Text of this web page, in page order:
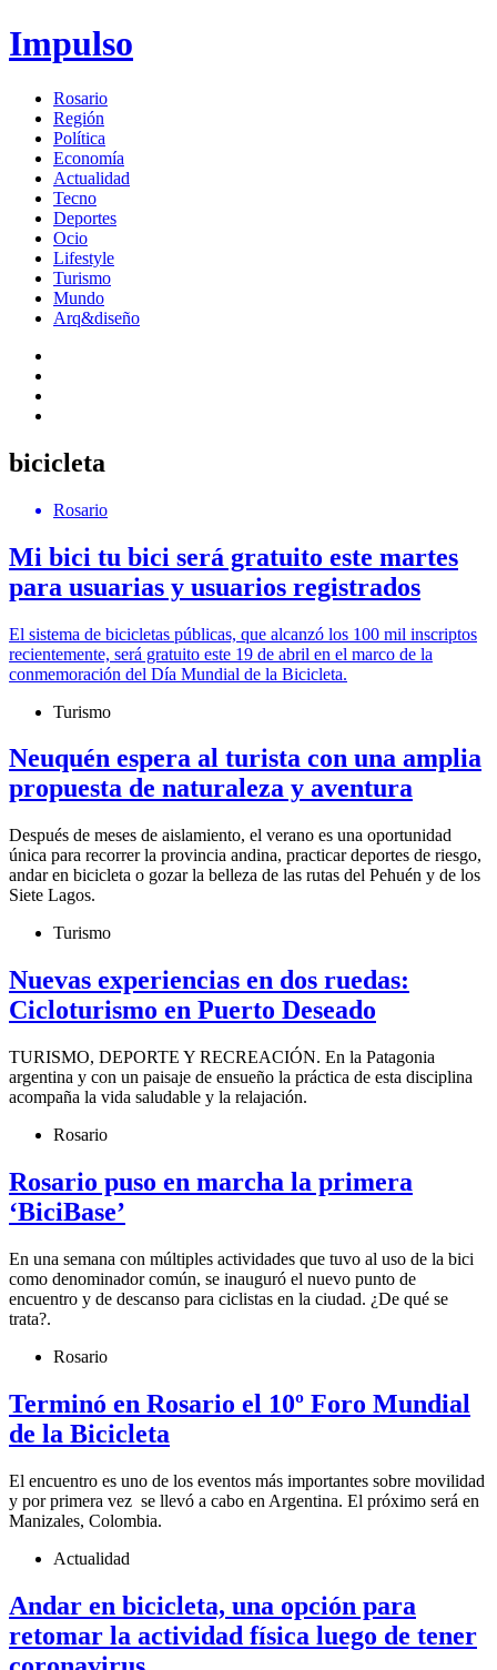
Impulso
Rosario
Región
Política
Economía
Actualidad
Tecno
Deportes
Ocio
Lifestyle
Turismo
Mundo
Arq&diseño
bicicleta
Rosario
Mi bici tu bici será gratuito este martes
para usuarias y usuarios registrados
El sistema de bicicletas públicas, que alcanzó los 100 mil inscriptos
recientemente, será gratuito este 19 de abril en el marco de la
conmemoración del Día Mundial de la Bicicleta.
Turismo
Neuquén espera al turista con una amplia
propuesta de naturaleza y aventura
Después de meses de aislamiento, el verano es una oportunidad
única para recorrer la provincia andina, practicar deportes de riesgo,
andar en bicicleta o gozar la belleza de las rutas del Pehuén y de los
Siete Lagos.
Turismo
Nuevas experiencias en dos ruedas:
Cicloturismo en Puerto Deseado
TURISMO, DEPORTE Y RECREACIÓN. En la Patagonia
argentina y con un paisaje de ensueño la práctica de esta disciplina
acompaña la vida saludable y la relajación.
Rosario
Rosario puso en marcha la primera
‘BiciBase’
En una semana con múltiples actividades que tuvo al uso de la bici
como denominador común, se inauguró el nuevo punto de
encuentro y de descanso para ciclistas en la ciudad. ¿De qué se
trata?.
Rosario
Terminó en Rosario el 10º Foro Mundial
de la Bicicleta
El encuentro es uno de los eventos más importantes sobre movilidad
y por primera vez se llevó a cabo en Argentina. El próximo será en
Manizales, Colombia.
Actualidad
Andar en bicicleta, una opción para
retomar la actividad física luego de tener